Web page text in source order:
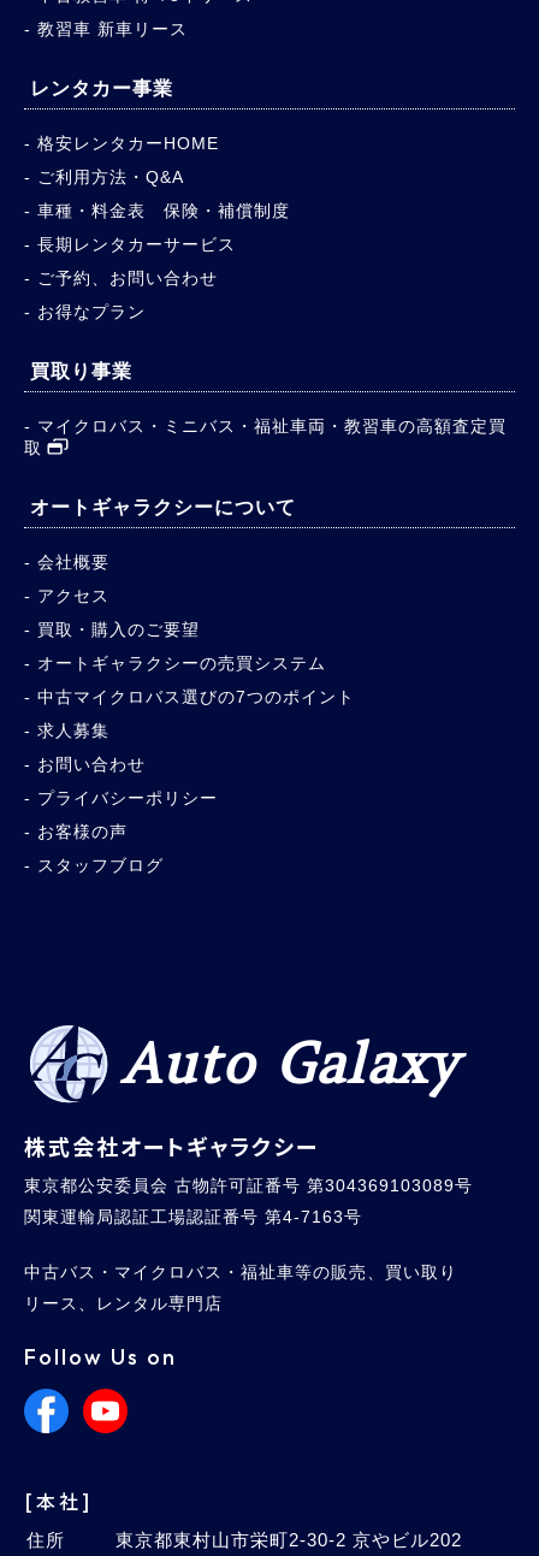
教習車 新車リース
レンタカー事業
格安レンタカーHOME
ご利用方法・Q&A
車種・料金表 保険・補償制度
長期レンタカーサービス
ご予約、お問い合わせ
お得なプラン
買取り事業
マイクロバス・ミニバス・福祉車両・教習車の高額査定買
取
オートギャラクシーについて
会社概要
アクセス
買取・購入のご要望
オートギャラクシーの売買システム
中古マイクロバス選びの7つのポイント
求人募集
お問い合わせ
プライバシーポリシー
お客様の声
スタッフブログ
Auto Galaxy
株式会社オートギャラクシー
東京都公安委員会 古物許可証番号 第304369103089号
関東運輸局認証工場認証番号 第4-7163号
中古バス・マイクロバス・福祉車等の販売、買い取り
リース、レンタル専門店
Follow Us on
[本社]
住所 東京都東村山市栄町2-30-2 京やビル202